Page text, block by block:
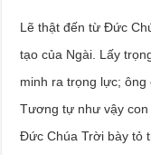
Lẽ thật đến từ Đức
tạo của Ngài. Lấy
minh ra trọng lực;
Tương tự như vậy
Đức Chúa Trời bày tỏ